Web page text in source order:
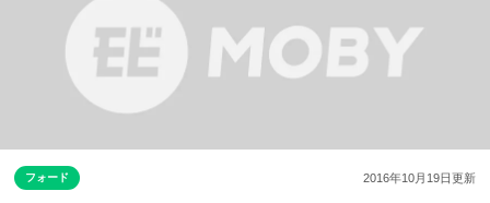
フォード 2016年10月19日更新